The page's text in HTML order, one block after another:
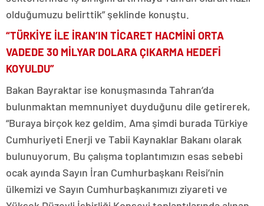
olduğumuzu belirttik” şeklinde konuştu.
“TÜRKİYE İLE İRAN’IN TİCARET HACMİNİ ORTA
VADEDE 30 MİLYAR DOLARA ÇIKARMA HEDEFİ
KOYULDU”
Bakan Bayraktar ise konuşmasında Tahran’da
bulunmaktan memnuniyet duyduğunu dile getirerek,
“Buraya birçok kez geldim. Ama şimdi burada Türkiye
Cumhuriyeti Enerji ve Tabii Kaynaklar Bakanı olarak
bulunuyorum. Bu çalışma toplantımızın esas sebebi
ocak ayında Sayın İran Cumhurbaşkanı Reisi’nin
ülkemizi ve Sayın Cumhurbaşkanımızı ziyareti ve